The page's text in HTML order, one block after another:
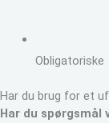
Obligatoriske
Har du brug for et
Har du spørgsmål